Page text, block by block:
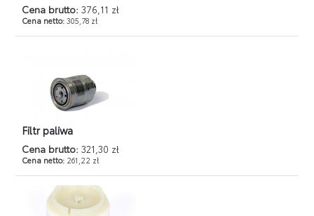
Cena brutto: 376,11 zł
Cena netto:305,78 zł
Filtr paliwa
Cena brutto: 321,30 zł
Cena netto: 261,22 zł